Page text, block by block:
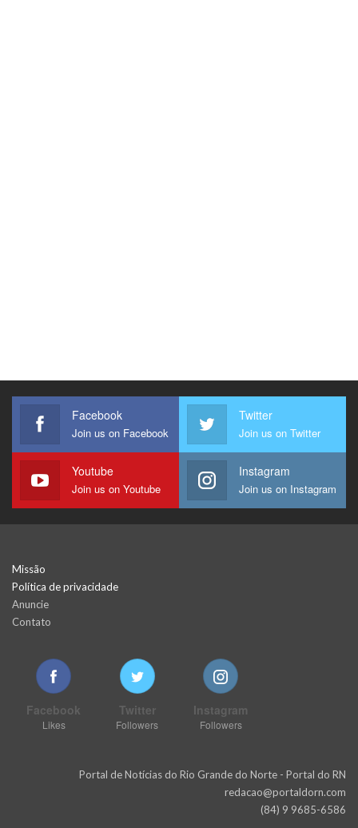
Facebook
Join us on Facebook
Twitter
Join us on Twitter
Youtube
Join us on Youtube
Instagram
Join us on Instagram
Missão
Política de privacidade
Anuncie
Contato
Facebook
Likes
Twitter
Followers
Instagram
Followers
Portal de Notícias do Rio Grande do Norte - Portal do RN
redacao@portaldorn.com
(84) 9 9685-6586